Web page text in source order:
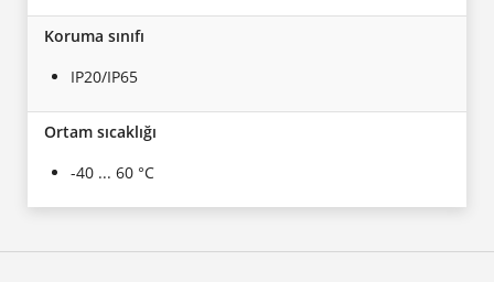
Koruma sınıfı
IP20/IP65
Ortam sıcaklığı
-40 ... 60 °C